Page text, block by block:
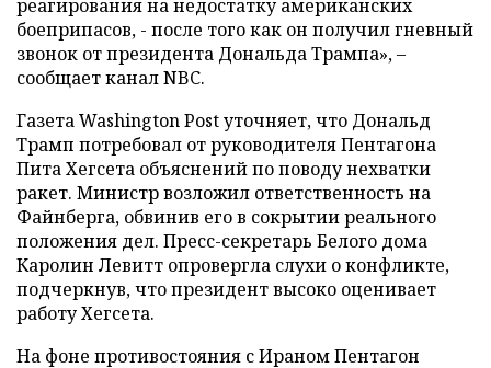
реагирования на недостатку американских
боеприпасов, - после того как он получил гневный
звонок от президента Дональда Трампа», –
сообщает канал NBC.
Газета Washington Post уточняет, что Дональд
Трамп потребовал от руководителя Пентагона
Пита Хегсета объяснений по поводу нехватки
ракет. Министр возложил ответственность на
Файнберга, обвинив его в сокрытии реального
положения дел. Пресс-секретарь Белого дома
Каролин Левитт опровергла слухи о конфликте,
подчеркнув, что президент высоко оценивает
работу Хегсета.
На фоне противостояния с Ираном Пентагон